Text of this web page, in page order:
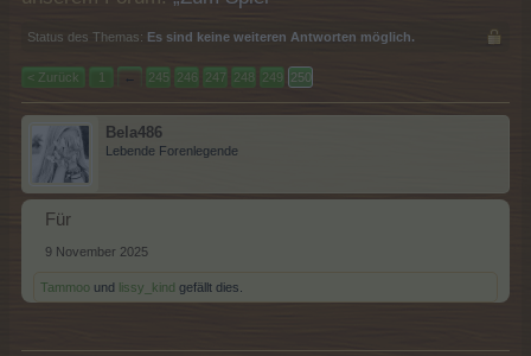
Status des Themas: Es sind keine weiteren Antworten möglich.
< Zurück 1 ← 245 246 247 248 249 250
Bela486
Lebende Forenlegende
Für
9 November 2025
Tammoo und lissy_kind gefällt dies.